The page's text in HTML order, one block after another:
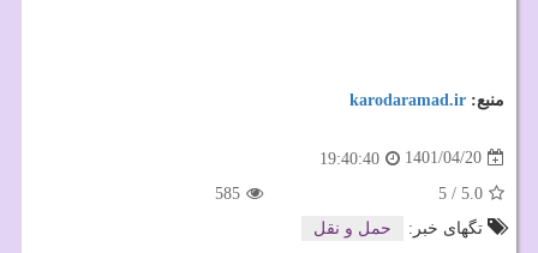
منبع: karodaramad.ir
1401/04/20
19:40:40
5.0
/
5
585
تگهای خبر:
حمل و نقل